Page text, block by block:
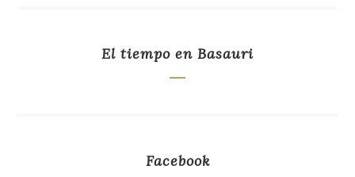
El tiempo en Basauri
Facebook